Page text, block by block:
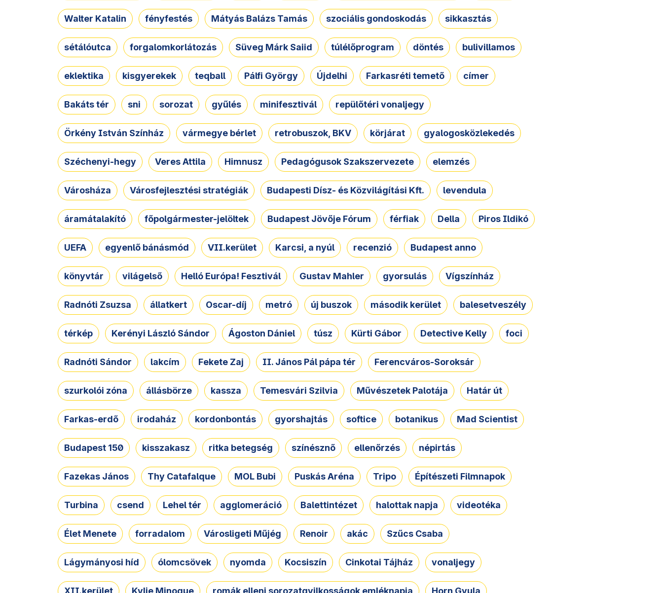
Walter Katalin fényfestés Mátyás Balázs Tamás szociális gondoskodás sikkasztás
sétálóutca forgalomkorlátozás Süveg Márk Saiid túlélőprogram döntés bulivillamos
eklektika kisgyerekek teqball Pálfi György Újdelhi Farkasréti temető címer
Bakáts tér sni sorozat gyűlés minifesztivál repülőtéri vonaljegy
Örkény István Színház vármegye bérlet retrobuszok, BKV körjárat gyalogosközlekedés
Széchenyi-hegy Veres Attila Himnusz Pedagógusok Szakszervezete elemzés
Városháza Városfejlesztési stratégiák Budapesti Dísz- és Közvilágítási Kft. levendula
áramátalakító főpolgármester-jelöltek Budapest Jövője Fórum férfiak Della Piros Ildikó
UEFA egyenlő bánásmód VII.kerület Karcsi, a nyúl recenzió Budapest anno
könyvtár világelső Helló Európa! Fesztivál Gustav Mahler gyorsulás Vígszínház
Radnóti Zsuzsa állatkert Oscar-díj metró új buszok második kerület balesetveszély
térkép Kerényi László Sándor Ágoston Dániel túsz Kürti Gábor Detective Kelly foci
Radnóti Sándor lakcím Fekete Zaj II. János Pál pápa tér Ferencváros-Soroksár
szurkolói zóna állásbörze kassza Temesvári Szilvia Művészetek Palotája Határ út
Farkas-erdő irodaház kordonbontás gyorshajtás softice botanikus Mad Scientist
Budapest 150 kisszakasz ritka betegség színésznő ellenőrzés népirtás
Fazekas János Thy Catafalque MOL Bubi Puskás Aréna Tripo Építészeti Filmnapok
Turbina csend Lehel tér agglomeráció Balettintézet halottak napja videotéka
Élet Menete forradalom Városligeti Műjég Renoir akác Szűcs Csaba
Lágymányosi híd ólomcsövek nyomda Kocsiszín Cinkotai Tájház vonaljegy
XII.kerület Kylie Minogue romák elleni sorozatgyilkosságok emléknapja Horn Gyula